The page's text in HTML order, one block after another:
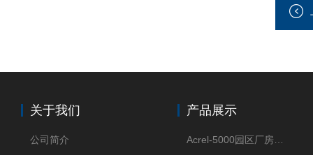
关于我们
公司简介
产品展示